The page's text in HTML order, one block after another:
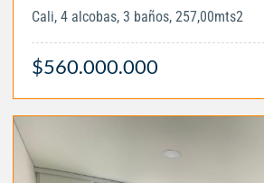
Cali, 4 alcobas, 3 baños, 257,00mts2
$560.000.000